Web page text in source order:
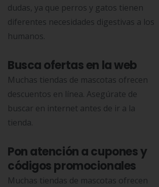
dudas, ya que perros y gatos tienen
diferentes necesidades digestivas a los
humanos.
Busca ofertas en la web
Muchas tiendas de mascotas ofrecen
descuentos en línea. Asegúrate de
buscar en internet antes de ir a la
tienda.
Pon atención a cupones y
códigos promocionales
Muchas tiendas de mascotas ofrecen